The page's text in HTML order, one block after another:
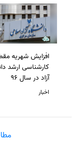
افزایش شهریه
کارشناسی ارشد
آزاد در سال 96
اخبار